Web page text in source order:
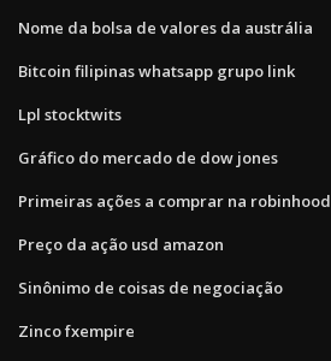
Nome da bolsa de valores da austrália
Bitcoin filipinas whatsapp grupo link
Lpl stocktwits
Gráfico do mercado de dow jones
Primeiras ações a comprar na robinhood
Preço da ação usd amazon
Sinônimo de coisas de negociação
Zinco fxempire